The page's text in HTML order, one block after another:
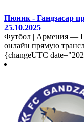
Пюник - Гандзасар
25.10.2025
Футбол | Армения —
онлайн прямую
{changeUTC